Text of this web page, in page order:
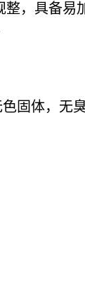
，具备易
固体，无臭